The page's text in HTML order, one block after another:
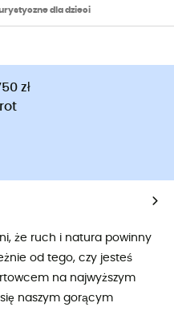
dla dzieci
zł
że ruch i natura powinny
od tego, czy jesteś
na najwyższym
naszym gorącym